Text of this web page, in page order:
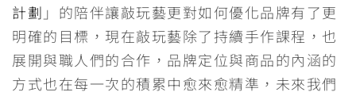
計劃 」的陪伴讓敲玩藝更對如何優化品牌有了更
明確的目標，現在敲玩藝除了持續手作課程，也
展開與職人們的合作，品牌定位與商品的內涵的
方式也在每一次的積累中愈來愈精準，未來我們